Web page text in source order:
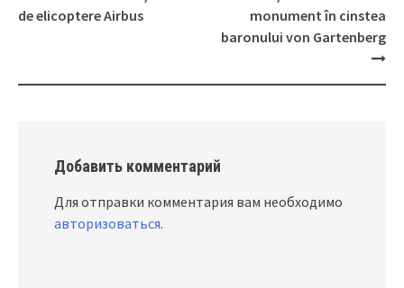
Post
de elicoptere Airbus
monument în cinstea
baronului von Gartenberg
Добавить комментарий
Для отправки комментария вам необходимо
авторизоваться.